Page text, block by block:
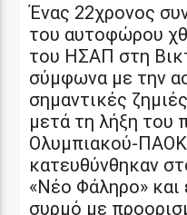
Ένας 22χρονος
του αυτοφώρου
του ΗΣΑΠ στη
σύμφωνα με την
σημαντικές
μετά τη λήξη του
Ολυμπιακού-
κατευθύνθηκαν
«Νέο Φάληρο» και
συρμό με